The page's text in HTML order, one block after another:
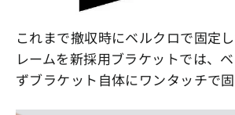
これまで撤収時にベルクロで固定
レームを新採用ブラケットでは、
ずブラケット自体にワンタッチで固